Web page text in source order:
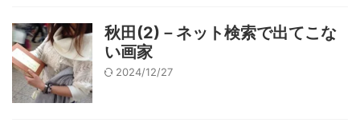
秋田(2)－ネット検索で出てこな
い画家
2024/12/27